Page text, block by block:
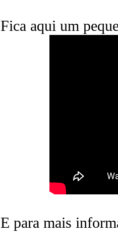
Fica aqui um
E para mais